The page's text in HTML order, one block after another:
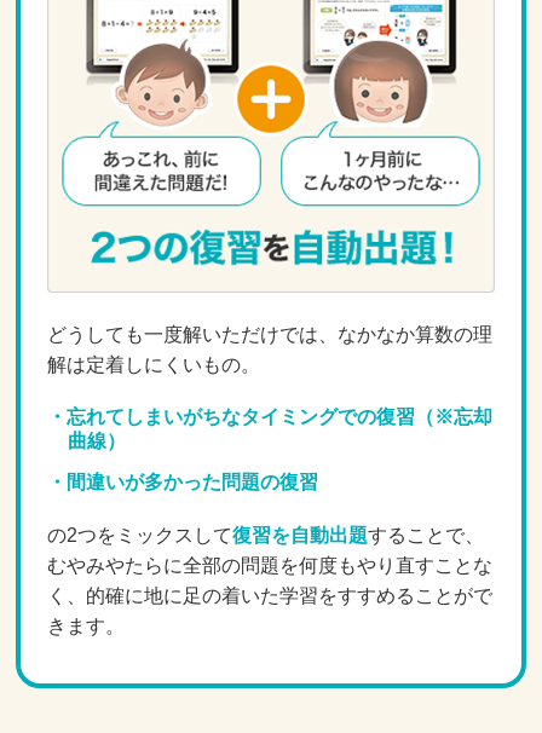
どうしても一度解いただけでは、なかなか算数の理
解は定着しにくいもの。
忘れてしまいがちなタイミングでの復習（※忘却
曲線）
間違いが多かった問題の復習
の2つをミックスして復習を自動出題することで、
むやみやたらに全部の問題を何度もやり直すことな
く、的確に地に足の着いた学習をすすめることがで
きます。